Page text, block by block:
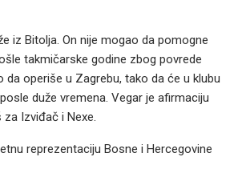
iz Bitolja. On nije mogao da pomogne
takmičarske godine zbog povrede
da operiše u Zagrebu, tako da će u klubu
duže vremena. Vegar je afirmaciju
Izviđač i Nexe.
reprezentaciju Bosne i Hercegovine